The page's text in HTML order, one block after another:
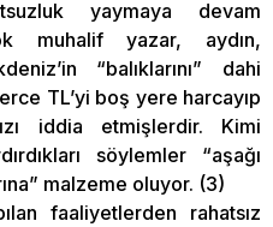
yaymaya devam
muhalif yazar, aydın,
“balıklarını” dahi
TL’yi boş yere harcayıp
iddia etmişlerdir. Kimi
söylemler “aşağı
malzeme oluyor. (3)
faaliyetlerden rahatsız